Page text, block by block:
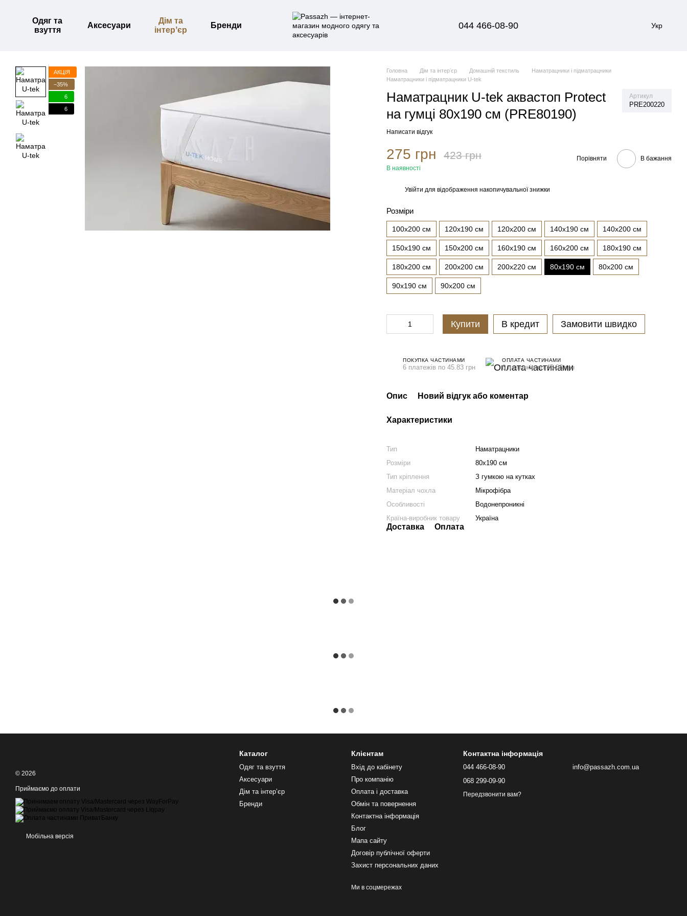
Одяг та
взуття
Аксесуари
Дім та
інтерʼєр
Бренди 044 466-08-90 Укр
АКЦІЯ
−35%
6
6
Головна Дім та інтерʼєр Домашній текстиль
Наматрацники і підматрацники
Наматрацники і підматрацники U-tek
Наматрацник U-tek аквастоп Protect
на гумці 80x190 см (PRE80190)
Артикул
PRE200220
Написати відгук
275 грн 423 грн
В наявності
Порівняти В бажання
Увійти для відображення накопичувальної знижки
Розміри
100x200 см 120x190 см 120x200 см 140x190 см 140x200 см
150x190 см 150x200 см 160x190 см 160x200 см 180x190 см
180x200 см 200x200 см 200x220 см 80x190 см 80x200 см
90x190 см 90x200 см
Купити В кредит Замовити швидко
ПОКУПКА ЧАСТИНАМИ
6 платежів по 45.83 грн
ОПЛАТА ЧАСТИНАМИ
6 платежів по 45.83 грн
Опис Новий відгук або коментар
Характеристики
Тип
Наматрацники
Розміри
80x190 см
Тип кріплення
З гумкою на кутках
Матеріал чохла
Мікрофібра
Особливості
Водонепроникні
Країна-виробник товару
Україна
Доставка Оплата
© 2026
Приймаємо до оплати
Мобільна версія
Каталог
Одяг та взуття
Аксесуари
Дім та інтерʼєр
Бренди
Клієнтам
Вхід до кабінету
Про компанію
Оплата і доставка
Обмін та повернення
Контактна інформація
Блог
Мапа сайту
Договір публічної оферти
Захист персональних даних
Ми в соцмережах
Контактна інформація
044 466-08-90
068 299-09-90
Передзвонити вам?
info@passazh.com.ua